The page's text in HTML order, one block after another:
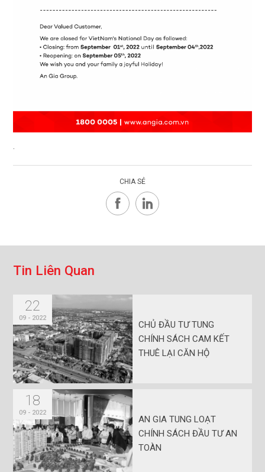
.
CHIA SẺ
Tin Liên Quan
22
09 - 2022
CHỦ ĐẦU TƯ TUNG
CHÍNH SÁCH CAM KẾT
THUÊ LẠI CĂN HỘ
18
09 - 2022
AN GIA TUNG LOẠT
CHÍNH SÁCH ĐẦU TƯ AN
TOÀN